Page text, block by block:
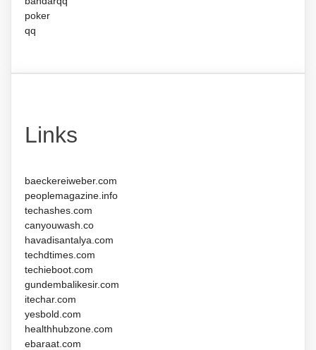
poker
qq
Links
baeckereiweber.com
peoplemagazine.info
techashes.com
canyouwash.co
havadisantalya.com
techdtimes.com
techieboot.com
gundembalikesir.com
itechar.com
yesbold.com
healthhubzone.com
ebaraat.com